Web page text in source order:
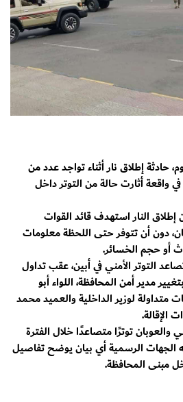
حادثة إطلاق نار أثناء تواجد عدد من
في واقعة أثارت حالة من التوتر داخل
النار استهدف قائد القوات
دون أن تتوفر حتى اللحظة معلومات
أو حجم الخسائر.
التوتر الأمني في أبين، عقب تداول
مدير أمن المحافظة، اللواء أبو
لوزير الداخلية والعميد محمد
الإقالة.
والعوبان توترًا متصاعدًا خلال الفترة
الجهات الرسمية أي بيان يوضح تفاصيل
مبنى المحافظة.